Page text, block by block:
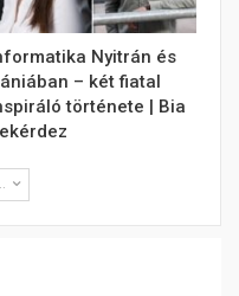
Nyitrán és
– két fiatal
története | Bia